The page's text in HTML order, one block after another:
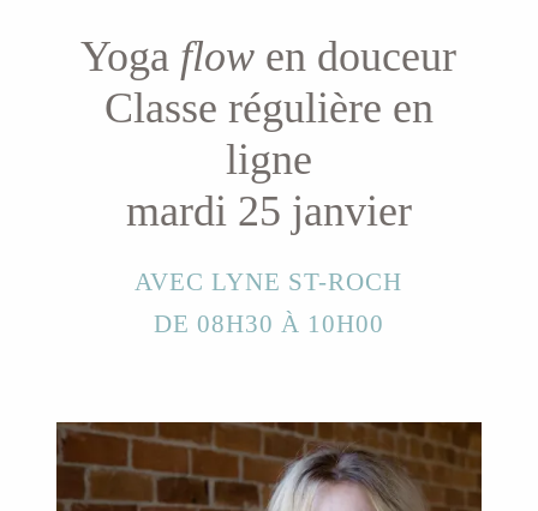
Yoga flow en douceur
Classe régulière en
ligne
mardi 25 janvier
AVEC LYNE ST-ROCH
DE 08H30 À 10H00